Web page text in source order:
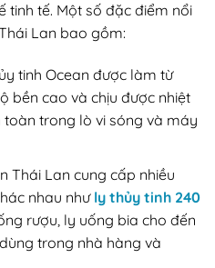
tinh tế. Một số đặc điểm nổi
Lan bao gồm:
tinh Ocean được làm từ
bền cao và chịu được nhiệt
trong lò vi sóng và máy
Thái Lan cung cấp nhiều
nhau như ly thủy tinh 240
rượu, ly uống bia cho đến
trong nhà hàng và